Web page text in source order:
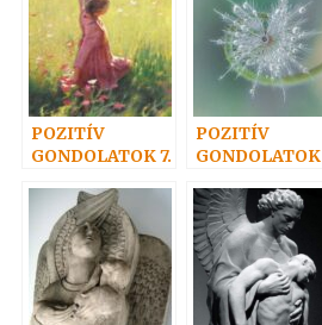
POZITÍV
GONDOLATOK 7.
POZITÍV
GONDOLATOK